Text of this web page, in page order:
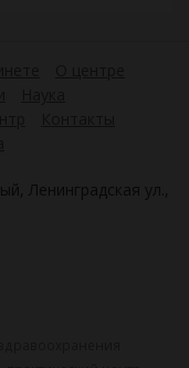
Ленинградская ул.,